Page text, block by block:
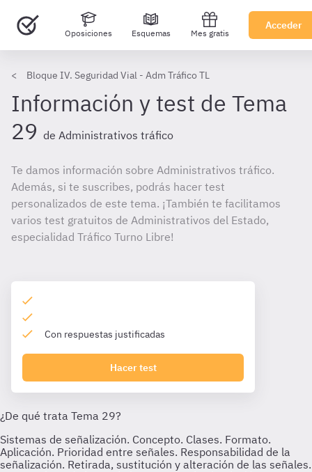
Oposiciones Esquemas Mes gratis
Acceder
Bloque IV. Seguridad Vial - Adm Tráfico TL
Información y test de Tema
29 de Administrativos tráfico
Te damos información sobre Administrativos tráfico.
Además, si te suscribes, podrás hacer test
personalizados de este tema. ¡También te facilitamos
varios test gratuitos de Administrativos del Estado,
especialidad Tráfico Turno Libre!
Con respuestas justificadas
Hacer test